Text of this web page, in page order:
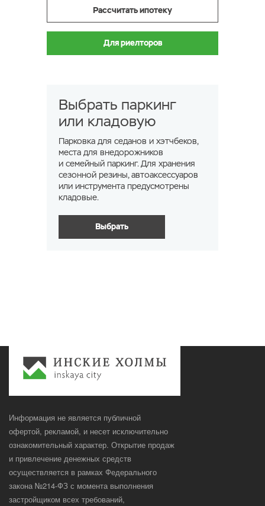
Рассчитать ипотеку
Для риелторов
Выбрать паркинг
или кладовую
Парковка для седанов и хэтчбеков,
места для внедорожников
и семейный паркинг. Для хранения
сезонной резины, автоаксессуаров
или инструмента предусмотрены
кладовые.
Выбрать
Информация не является публичной
офертой, рекламой, и несет исключительно
ознакомительный характер. Открытие продаж
и привлечение денежных средств
осуществляется в рамках Федерального
закона №214-ФЗ с момента выполнения
застройщиком всех требований,